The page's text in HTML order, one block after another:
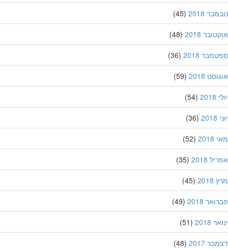
2018
(45)
2018
(48)
2018
(36)
2018
(59)
(54)
(36)
(52)
2018
(35)
(45)
2018
(49)
2018
(51)
2017
(48)